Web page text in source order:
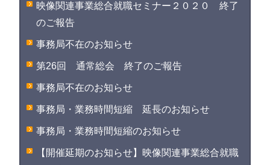
映像関連事業総合就職セミナー２０２０ 終了
のご報告
事務局不在のお知らせ
第26回 通常総会 終了のご報告
事務局不在のお知らせ
事務局・業務時間短縮 延長のお知らせ
事務局・業務時間短縮のお知らせ
【開催延期のお知らせ】映像関連事業総合就職